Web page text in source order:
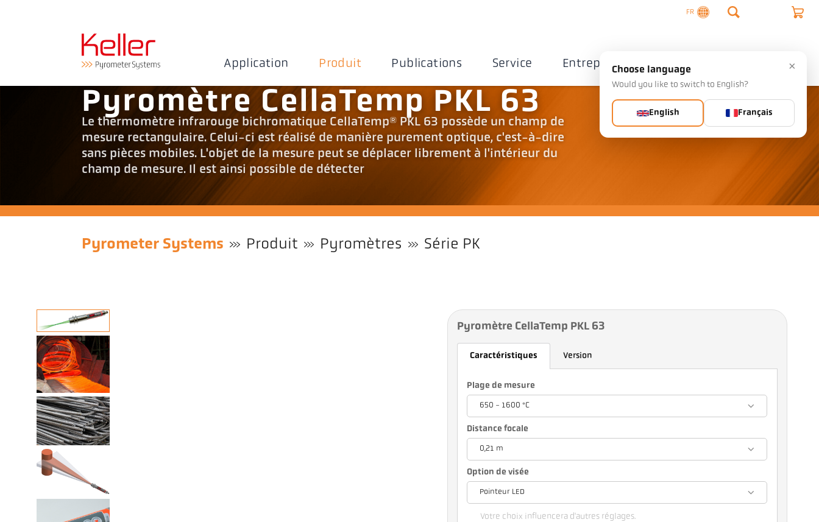
FR
Application Produit Publications Service Entreprise Contact
Pyromètre CellaTemp PKL 63
Le thermomètre infrarouge bichromatique CellaTemp® PKL 63 possède un champ de
mesure rectangulaire. Celui-ci est réalisé de manière purement optique, c'est-à-dire
sans pièces mobiles. L'objet de la mesure peut se déplacer librement à l'intérieur du
champ de mesure. Il est ainsi possible de détecter
Pyrometer Systems Produit Pyromètres Série PK
Pyromètre CellaTemp PKL 63
Caractéristiques Version
Plage de mesure
650 - 1600 °C
Distance focale
0,21 m
Option de visée
Pointeur LED
Votre choix influencera d'autres réglages.
×
Choose language
Would you like to switch to English?
English Français